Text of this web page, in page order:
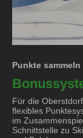
Punkte sammeln
Für die
flexibles
im
Schnittstelle zu